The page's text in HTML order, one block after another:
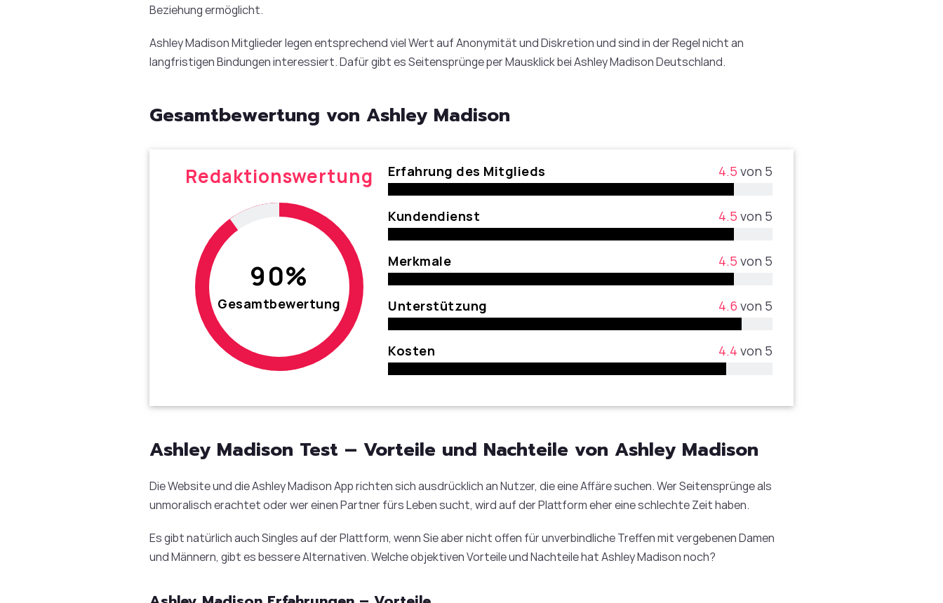
Beziehung ermöglicht.
Ashley Madison Mitglieder legen entsprechend viel Wert auf Anonymität und Diskretion und sind in der Regel nicht an
langfristigen Bindungen interessiert. Dafür gibt es Seitensprünge per Mausklick bei Ashley Madison Deutschland.
Gesamtbewertung von Ashley Madison
Redaktionswertung
90%
Gesamtbewertung
Erfahrung des Mitglieds 4.5 von 5
Kundendienst 4.5 von 5
Merkmale 4.5 von 5
Unterstützung 4.6 von 5
Kosten 4.4 von 5
Ashley Madison Test – Vorteile und Nachteile von Ashley Madison
Die Website und die Ashley Madison App richten sich ausdrücklich an Nutzer, die eine Affäre suchen. Wer Seitensprünge als
unmoralisch erachtet oder wer einen Partner fürs Leben sucht, wird auf der Plattform eher eine schlechte Zeit haben.
Es gibt natürlich auch Singles auf der Plattform, wenn Sie aber nicht offen für unverbindliche Treffen mit vergebenen Damen
und Männern, gibt es bessere Alternativen. Welche objektiven Vorteile und Nachteile hat Ashley Madison noch?